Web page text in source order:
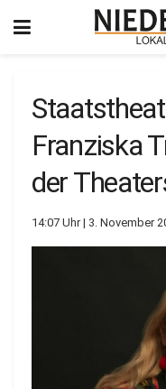
Franziska
der
14:07 Uhr | 3. November